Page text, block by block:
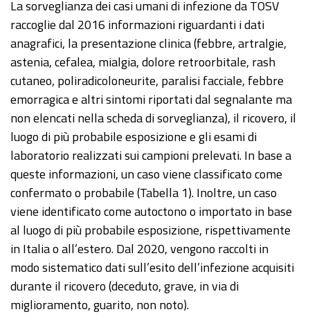
La sorveglianza dei casi umani di infezione da TOSV
raccoglie dal 2016 informazioni riguardanti i dati
anagrafici, la presentazione clinica (febbre, artralgie,
astenia, cefalea, mialgia, dolore retroorbitale, rash
cutaneo, poliradicoloneurite, paralisi facciale, febbre
emorragica e altri sintomi riportati dal segnalante ma
non elencati nella scheda di sorveglianza), il ricovero, il
luogo di più probabile esposizione e gli esami di
laboratorio realizzati sui campioni prelevati. In base a
queste informazioni, un caso viene classificato come
confermato o probabile (Tabella 1). Inoltre, un caso
viene identificato come autoctono o importato in base
al luogo di più probabile esposizione, rispettivamente
in Italia o all’estero. Dal 2020, vengono raccolti in
modo sistematico dati sull’esito dell’infezione acquisiti
durante il ricovero (deceduto, grave, in via di
miglioramento, guarito, non noto).